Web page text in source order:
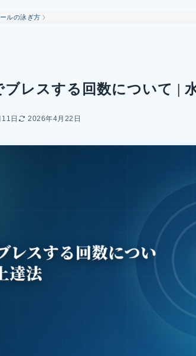
ルの泳ぎ方
ブレスする回数について |
日 2026年4月22日